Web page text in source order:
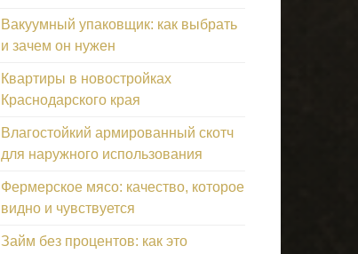
Вакуумный упаковщик: как выбрать
и зачем он нужен
Квартиры в новостройках
Краснодарского края
Влагостойкий армированный скотч
для наружного использования
Фермерское мясо: качество, которое
видно и чувствуется
Займ без процентов: как это